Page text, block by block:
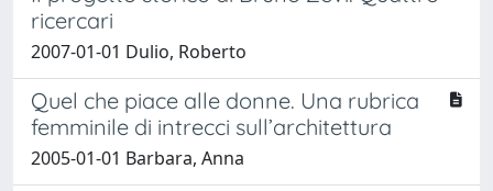
ricercari
2007-01-01 Dulio, Roberto
Quel che piace alle donne. Una rubrica
femminile di intrecci sull’architettura
2005-01-01 Barbara, Anna